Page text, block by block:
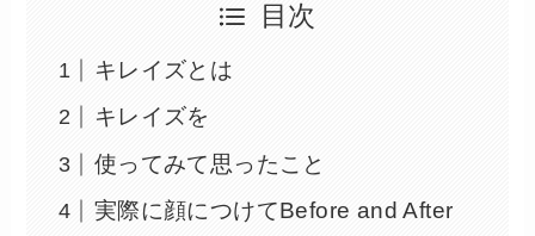
目次
キレイズとは
キレイズを
使ってみて思ったこと
実際に顔につけてBefore and After